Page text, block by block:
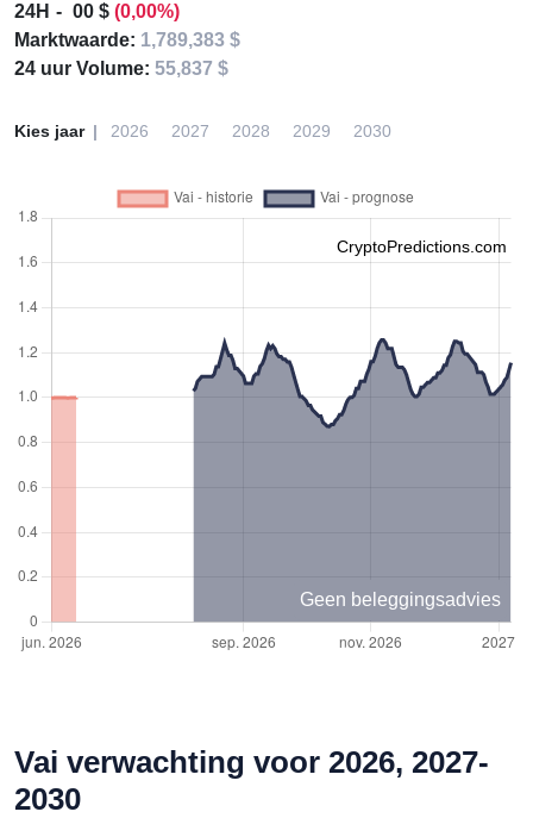
24H 00 $ (0,00%)
Marktwaarde: 1,789,383 $
24 uur Volume: 55,837 $
Kies jaar 2026 2027 2028 2029 2030
CryptoPredictions.com
Geen beleggingsadvies
Vai verwachting voor 2026, 2027-
2030